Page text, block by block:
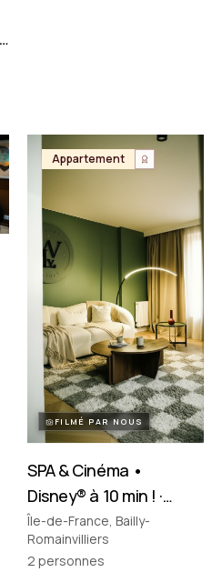
Appartement
FILMÉ PAR NOUS
SPA & Cinéma •
Disney® à 10 min ! ·
Bailly-Romainvilliers
Île-de-France, Bailly-
Romainvilliers
2 personnes